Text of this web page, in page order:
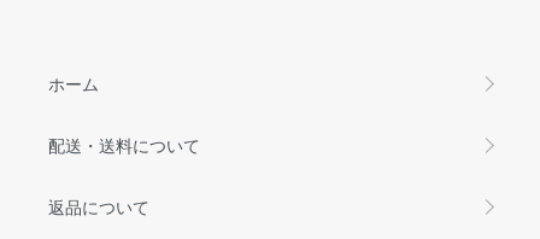
ホーム
配送・送料について
返品について